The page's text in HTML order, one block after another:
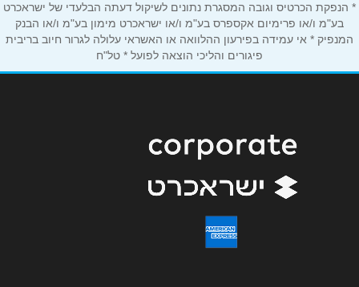
נושא*
אנא חזרו אלי בקשר ל...
הודעה*
* הנפקת הכרטיס וגובה המסגרת נתונים לשיקול דעתה הבלעדי של ישראכרט
בע"מ ו/או פרימיום אקספרס בע"מ ו/או ישראכרט מימון בע"מ ו/או הבנק
המנפיק * אי עמידה בפירעון ההלוואה או האשראי עלולה לגרור חיוב בריבית
פיגורים והליכי הוצאה לפועל * טל"ח